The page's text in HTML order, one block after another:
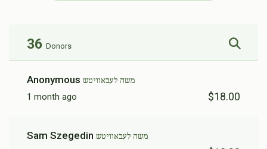
36 Donors
Anonymous משה לעבאוויטש
1 month ago $18.00
Sam Szegedin משה לעבאוויטש